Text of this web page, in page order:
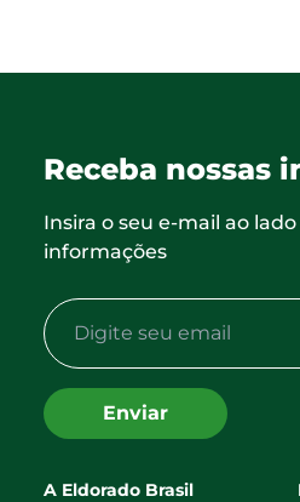
Receba nossas
Insira o seu e-mail ao
informações
Enviar
A Eldorado Brasil